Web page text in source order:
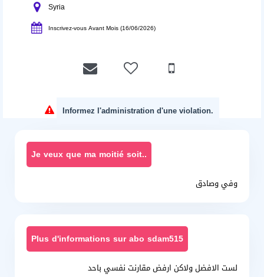
Syria
Inscrivez-vous Avant Mois (16/06/2026)
Informez l'administration d'une violation.
Je veux que ma moitié soit..
وفي وصادق
Plus d'informations sur abo sdam515
لست الافضل ولاكن ارفض مقارنت نفسي باحد